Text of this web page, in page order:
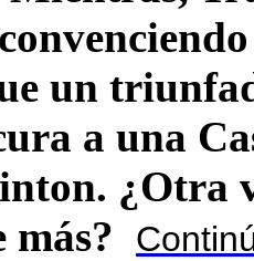
un
a una
¿Otra
más?